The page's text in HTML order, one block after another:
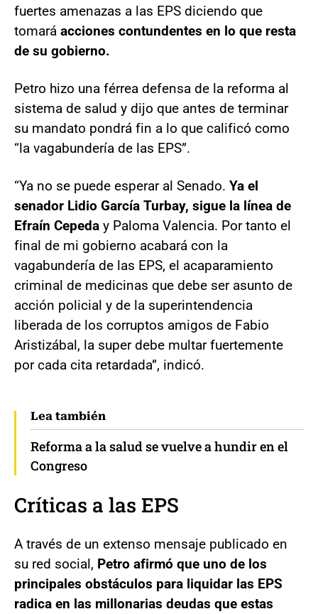
fuertes amenazas a las EPS diciendo que
tomará acciones contundentes en lo que resta
de su gobierno.
Petro hizo una férrea defensa de la reforma al
sistema de salud y dijo que antes de terminar
su mandato pondrá fin a lo que calificó como
“la vagabundería de las EPS”.
“Ya no se puede esperar al Senado. Ya el
senador Lidio García Turbay, sigue la línea de
Efraín Cepeda y Paloma Valencia. Por tanto el
final de mi gobierno acabará con la
vagabundería de las EPS, el acaparamiento
criminal de medicinas que debe ser asunto de
acción policial y de la superintendencia
liberada de los corruptos amigos de Fabio
Aristizábal, la super debe multar fuertemente
por cada cita retardada”, indicó.
Lea también
Reforma a la salud se vuelve a hundir en el
Congreso
Críticas a las EPS
A través de un extenso mensaje publicado en
su red social, Petro afirmó que uno de los
principales obstáculos para liquidar las EPS
radica en las millonarias deudas que estas